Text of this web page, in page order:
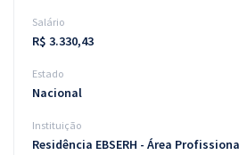
Salário
R$ 3.330,43
Estado
Nacional
Instituição
Residência EBSERH - Área